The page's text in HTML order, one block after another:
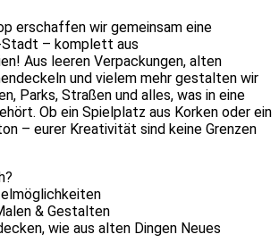
erschaffen wir gemeinsam eine
– komplett aus
Aus leeren Verpackungen, alten
und vielem mehr gestalten wir
Parks, Straßen und alles, was in eine
Ob ein Spielplatz aus Korken oder ein
– eurer Kreativität sind keine Grenzen
& Gestalten
wie aus alten Dingen Neues